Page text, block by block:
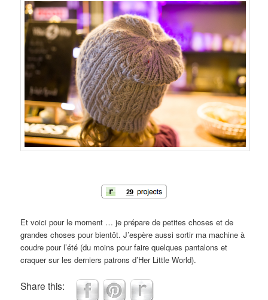
Et voici pour le moment … je prépare de petites choses et de
grandes choses pour bientôt. J’espère aussi sortir ma machine à
coudre pour l’été (du moins pour faire quelques pantalons et
craquer sur les derniers patrons d’Her Little World).
Share this: